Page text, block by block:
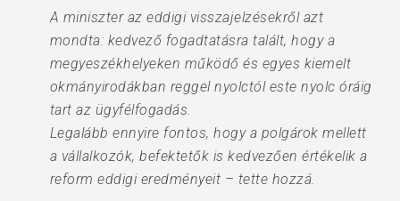
A miniszter az eddigi visszajelzésekről azt
mondta: kedvező fogadtatásra talált, hogy a
megyeszékhelyeken működő és egyes kiemelt
okmányirodákban reggel nyolctól este nyolc óráig
tart az ügyfélfogadás.
Legalább ennyire fontos, hogy a polgárok mellett
a vállalkozók, befektetők is kedvezően értékelik a
reform eddigi eredményeit – tette hozzá.